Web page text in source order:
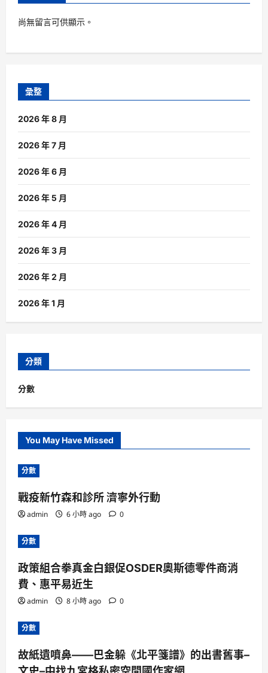
尚無留言可供顯示。
彙整
2026 年 8 月
2026 年 7 月
2026 年 6 月
2026 年 5 月
2026 年 4 月
2026 年 3 月
2026 年 2 月
2026 年 1 月
分類
分數
You May Have Missed
分數
戰疫新竹森和診所 濟寧外行動
admin 6 小時 ago 0
分數
政策組合拳真金白銀促OSDER奧斯德零件商消
費、惠平易近生
admin 8 小時 ago 0
分數
故紙遺噴鼻——巴金躲《北平箋譜》的出書舊事–